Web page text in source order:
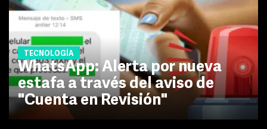
TECNOLOGÍA
WhatsApp: Alerta por nueva
estafa a través del aviso de
"Cuenta en Revisión"